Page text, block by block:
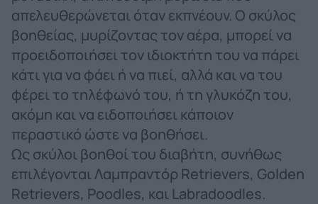
απελευθερώνεται όταν εκπνέουν. Ο σκύλος
βοηθείας, μυρίζοντας τον αέρα, μπορεί να
προειδοποιήσει τον ιδιοκτήτη του να πάρει
κάτι για να φάει ή να πιεί, αλλά και να του
φέρει το τηλέφωνό του, ή τη γλυκόζη του,
ακόμη και να ειδοποιήσει κάποιον
περαστικό ώστε να βοηθήσει.
Ως σκύλοι βοηθοί του διαβήτη, συνήθως
επιλέγονται Λαμπραντόρ Retrievers, Golden
Retrievers, Poodles, και Labradoodles.